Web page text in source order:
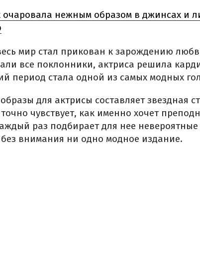
очаровала нежным образом в джинсах и
мир стал прикован к зарождению
все поклонники, актриса решила
период стала одной из самых модных
для актрисы составляет звездная
чувствует, как именно хочет
раз подбирает для нее
внимания ни одно модное издание.